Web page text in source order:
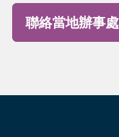
聯絡當地辦事處